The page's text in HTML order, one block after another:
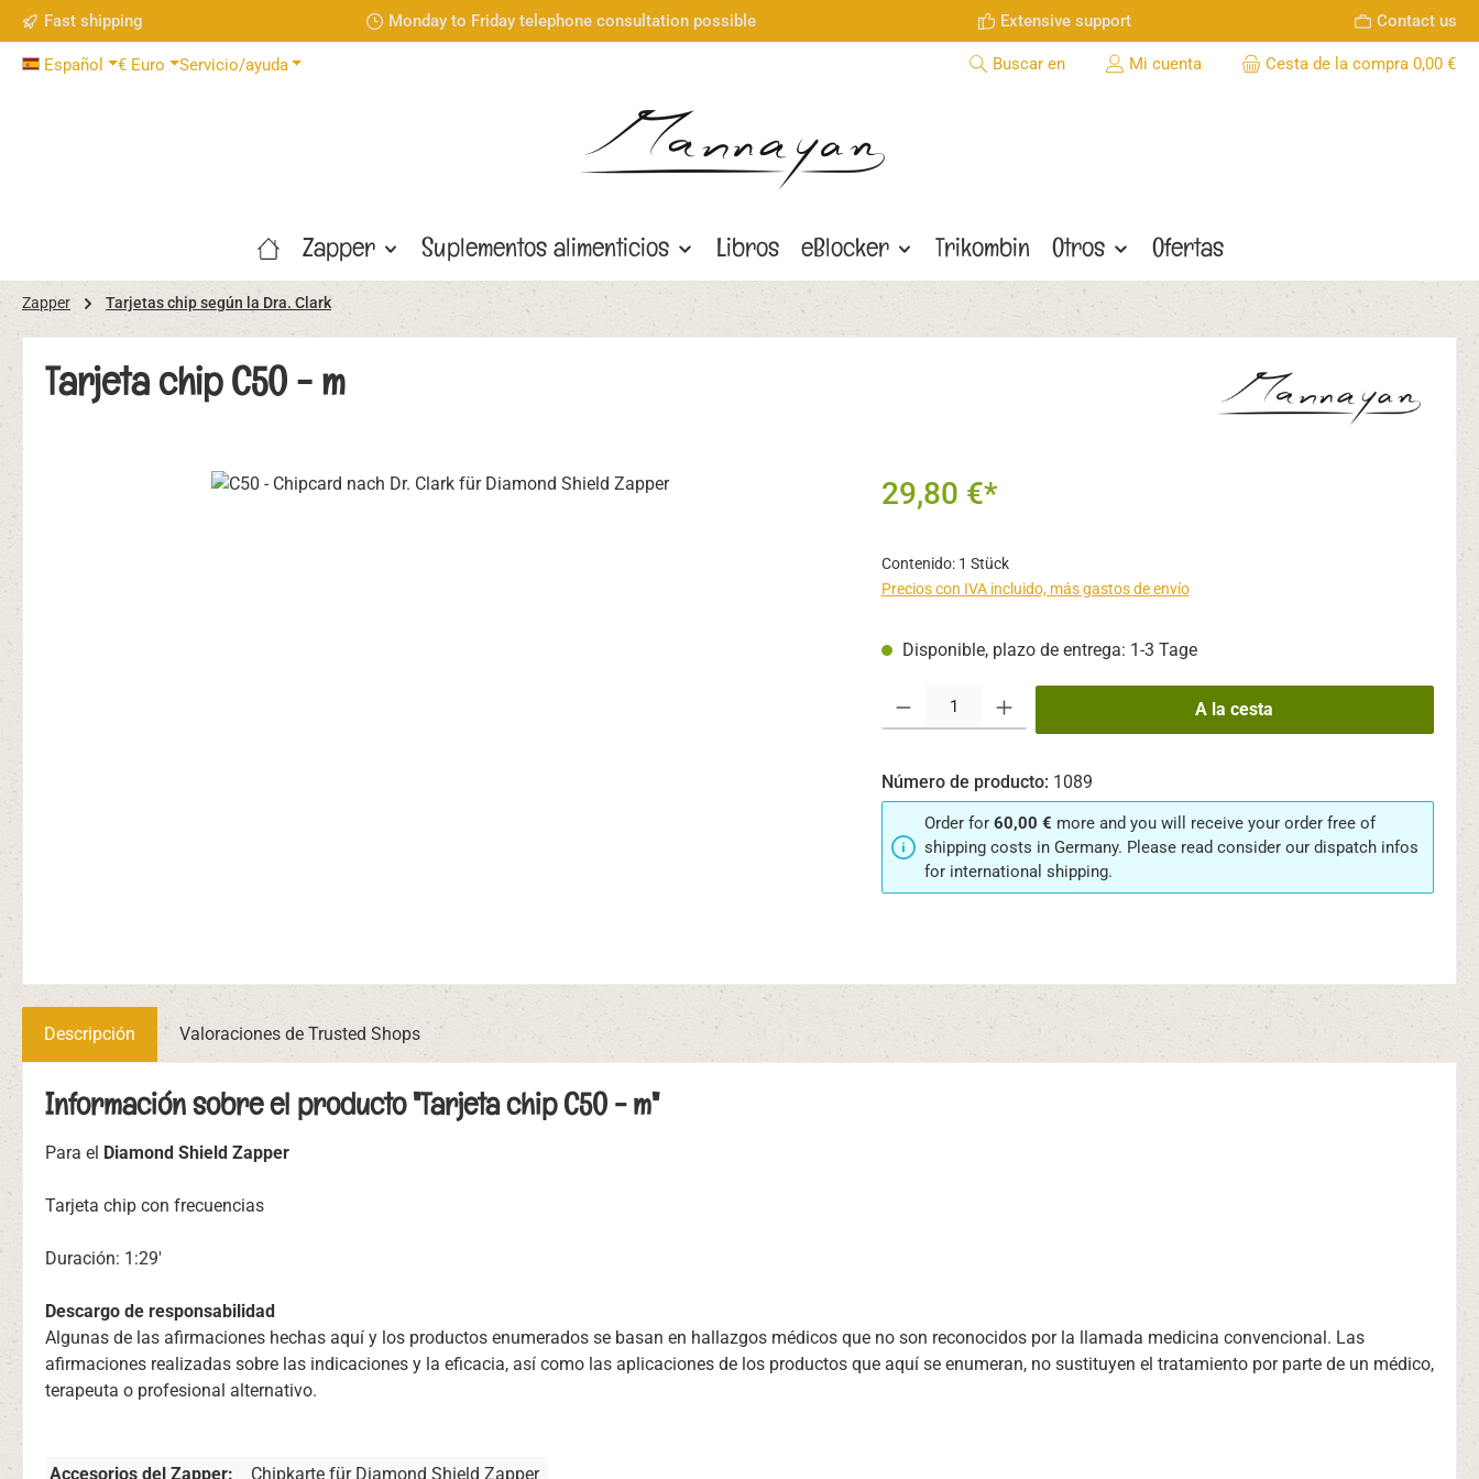
al contenido principal
Saltar a la búsqueda
Saltar a la navegación principal
Fast shipping Monday to Friday telephone consultation possible Extensive support Contact us
Español € Euro Servicio/ayuda Buscar en Mi cuenta Cesta de la compra 0,00 €
Zapper Suplementos alimenticios Libros eBlocker Trikombin Otros Ofertas
Zapper Tarjetas chip según la Dra. Clark
Tarjeta chip C50 - m
Omitir galería de imágenes 29,80 €*
Contenido: 1 Stück
Precios con IVA incluido, más gastos de envío
Disponible, plazo de entrega: 1-3 Tage
A la cesta
Número de producto: 1089
Order for 60,00 € more and you will receive your order free of
shipping costs in Germany. Please read consider our dispatch infos
for international shipping.
Descripción Valoraciones de Trusted Shops
Información sobre el producto "Tarjeta chip C50 - m"
Para el Diamond Shield Zapper
Tarjeta chip con frecuencias
Duración: 1:29'
Descargo de responsabilidad
Algunas de las afirmaciones hechas aquí y los productos enumerados se basan en hallazgos médicos que no son reconocidos por la llamada medicina convencional. Las
afirmaciones realizadas sobre las indicaciones y la eficacia, así como las aplicaciones de los productos que aquí se enumeran, no sustituyen el tratamiento por parte de un médico,
terapeuta o profesional alternativo.
Accesorios del Zapper: Chipkarte für Diamond Shield Zapper